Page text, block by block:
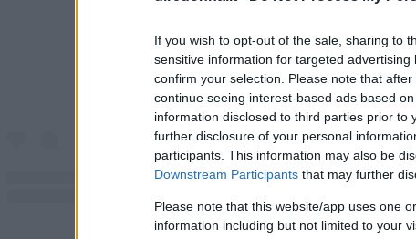
If you wish to opt-out of the sale, sharing to
sensitive information for targeted
confirm your selection. Please note that
continue seeing interest-based ads based
information disclosed to third parties prior
further disclosure of your personal
participants. This information may also be
Downstream Participants that may further
Please note that this website/app uses one
information including but not limited to your